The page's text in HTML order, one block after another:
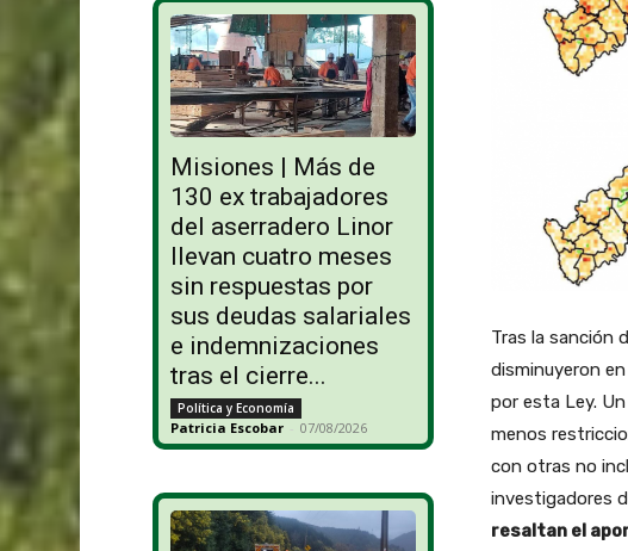
Misiones | Más de
130 ex trabajadores
del aserradero Linor
llevan cuatro meses
sin respuestas por
sus deudas salariales
e indemnizaciones
tras el cierre...
Política y Economía
Patricia Escobar - 07/08/2026
Tras la sanción
disminuyeron
por esta Ley.
menos
con otras no
investigadores
resaltan el